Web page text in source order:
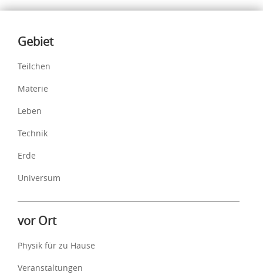
Inhalte
Gebiet
Teilchen
Materie
Leben
Technik
Erde
Universum
vor Ort
Physik für zu Hause
Veranstaltungen